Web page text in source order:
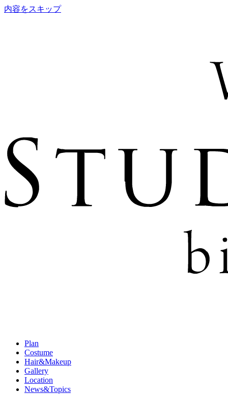
内容をスキップ
Plan
Costume
Hair&Makeup
Gallery
Location
News&Topics